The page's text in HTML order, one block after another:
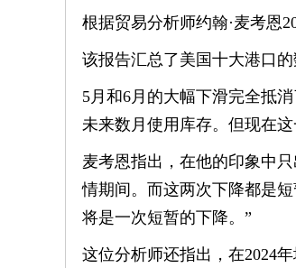
根据贸易分析师约翰·麦考恩
该报告汇总了美国十大港口的
5月和6月的大幅下滑完全抵
未来数月使用库存。但现在
麦考恩指出，在他的印象中
情期间。而这两次下降都是
将是一次短暂的下降。”
这位分析师还指出，在2024